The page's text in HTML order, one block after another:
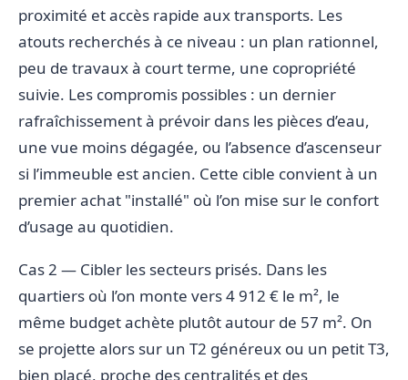
proximité et accès rapide aux transports. Les
atouts recherchés à ce niveau : un plan rationnel,
peu de travaux à court terme, une copropriété
suivie. Les compromis possibles : un dernier
rafraîchissement à prévoir dans les pièces d’eau,
une vue moins dégagée, ou l’absence d’ascenseur
si l’immeuble est ancien. Cette cible convient à un
premier achat "installé" où l’on mise sur le confort
d’usage au quotidien.
Cas 2 — Cibler les secteurs prisés. Dans les
quartiers où l’on monte vers 4 912 € le m², le
même budget achète plutôt autour de 57 m². On
se projette alors sur un T2 généreux ou un petit T3,
bien placé, proche des centralités et des